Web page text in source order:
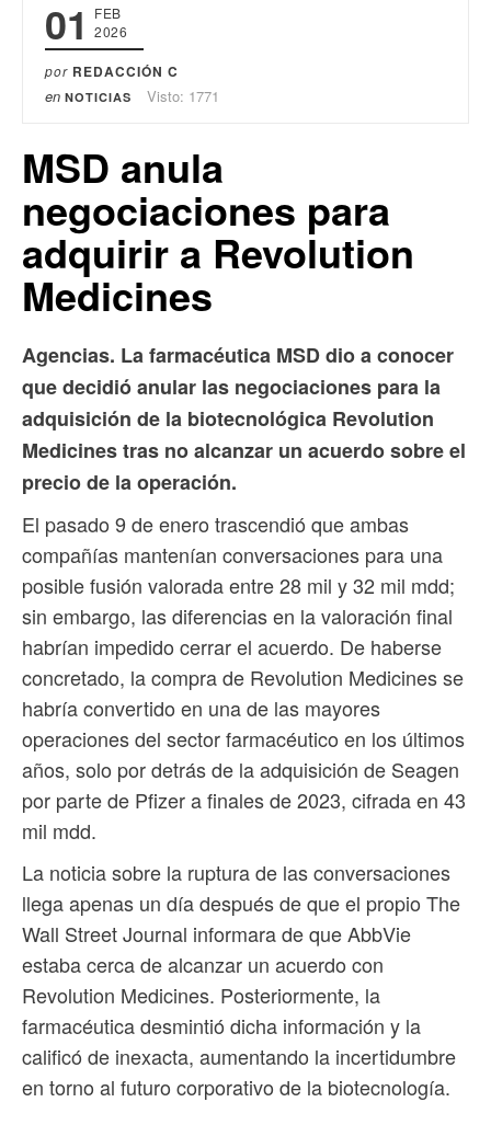
01
FEB
2026
por REDACCIÓN C
en NOTICIAS Visto: 1771
MSD anula
negociaciones para
adquirir a Revolution
Medicines
Agencias. La farmacéutica MSD dio a conocer
que decidió anular las negociaciones para la
adquisición de la biotecnológica Revolution
Medicines tras no alcanzar un acuerdo sobre el
precio de la operación.
El pasado 9 de enero trascendió que ambas
compañías mantenían conversaciones para una
posible fusión valorada entre 28 mil y 32 mil mdd;
sin embargo, las diferencias en la valoración final
habrían impedido cerrar el acuerdo. De haberse
concretado, la compra de Revolution Medicines se
habría convertido en una de las mayores
operaciones del sector farmacéutico en los últimos
años, solo por detrás de la adquisición de Seagen
por parte de Pfizer a finales de 2023, cifrada en 43
mil mdd.
La noticia sobre la ruptura de las conversaciones
llega apenas un día después de que el propio The
Wall Street Journal informara de que AbbVie
estaba cerca de alcanzar un acuerdo con
Revolution Medicines. Posteriormente, la
farmacéutica desmintió dicha información y la
calificó de inexacta, aumentando la incertidumbre
en torno al futuro corporativo de la biotecnología.